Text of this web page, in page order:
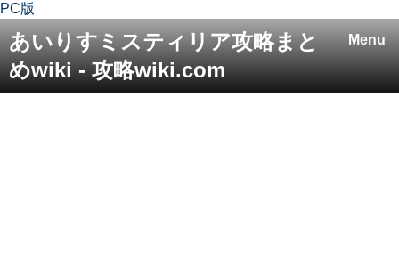
PC版
Menu
あいりすミスティリア攻略まと
めwiki - 攻略wiki.com